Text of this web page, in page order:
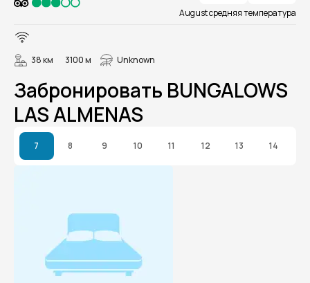
August средняя температура
38 км 3100 м Unknown
Забронировать BUNGALOWS
LAS ALMENAS
7 8 9 10 11 12 13 14